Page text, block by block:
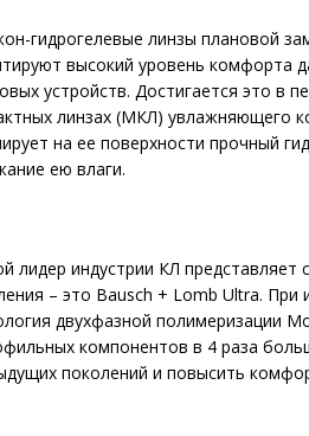
гидрогелевые линзы плановой
высокий уровень комфорта
устройств. Достигается это в
линзах (МКЛ) увлажняющего
на ее поверхности прочный
ею влаги.
лидер индустрии КЛ
– это Bausch + Lomb Ultra. При
двухфазной полимеризации
компонентов в 4 раза
поколений и повысить